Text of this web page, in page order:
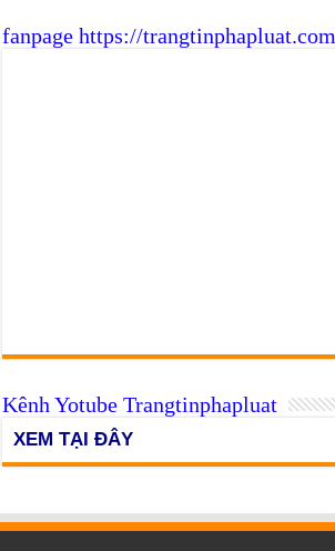
fanpage https://trangtinphapluat.com
Kênh Yotube Trangtinphapluat
XEM TẠI ĐÂY